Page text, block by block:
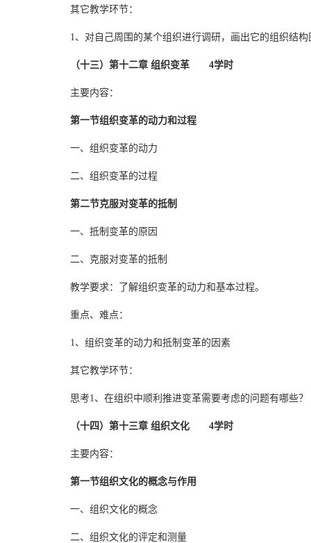
其它教学环节：
1、对自己周围的某个组织进行调研，画出它的组织结
（十三）第十二章 组织变革 4学时
主要内容：
第一节组织变革的动力和过程
一、组织变革的动力
二、组织变革的过程
第二节克服对变革的抵制
一、抵制变革的原因
二、克服对变革的抵制
教学要求：了解组织变革的动力和基本过程。
重点、难点：
1、组织变革的动力和抵制变革的因素
其它教学环节：
思考1、在组织中顺利推进变革需要考虑的问题有哪些？
（十四）第十三章 组织文化 4学时
主要内容：
第一节组织文化的概念与作用
一、组织文化的概念
二、组织文化的评定和测量